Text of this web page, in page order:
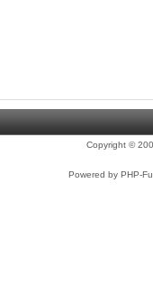
Copyright ©
Powered by PHP-